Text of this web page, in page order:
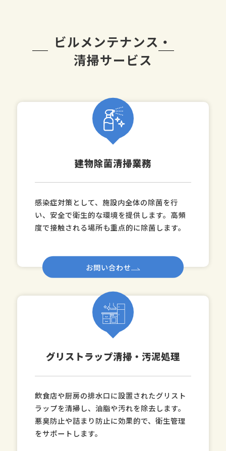
ビルメンテナンス・
清掃サービス
建物除菌清掃業務
感染症対策として、施設内全体の除菌を行
い、安全で衛生的な環境を提供します。高頻
度で接触される場所も重点的に除菌します。
お問い合わせ
グリストラップ清掃・汚泥処理
飲食店や厨房の排水口に設置されたグリスト
ラップを清掃し、油脂や汚れを除去します。
悪臭防止や詰まり防止に効果的で、衛生管理
をサポートします。